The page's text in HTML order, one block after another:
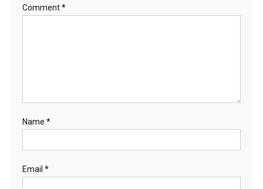
Comment*
Name *
Email *